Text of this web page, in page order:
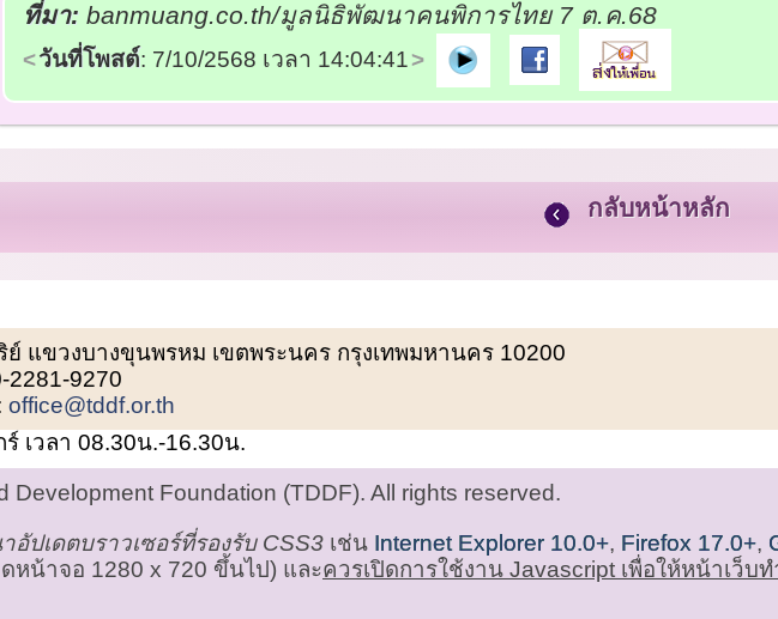
ที่มา: banmuang.co.th/มูลนิธิพัฒนาคนพิการไทย 7 ต.ค.68
วันที่โพสต์: 7/10/2568 เวลา 14:04:41
กลับหน้าหลัก
แขวงบางขุนพรหม เขตพระนคร กรุงเทพมหานคร 10200
2281-9270
office@tddf.or.th
เวลา 08.30น.-16.30น.
Development Foundation (TDDF). All rights reserved.
อัปเดตบราวเซอร์ที่รองรับ CSS3 เช่น Internet Explorer 10.0+, Firefox 17.0+,
หน้าจอ 1280 x 720 ขึ้นไป) และควรเปิดการใช้งาน Javascript เพื่อให้หน้าเว็บ